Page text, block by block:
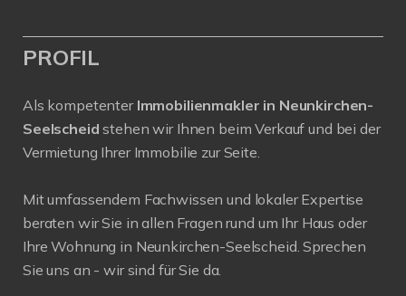
PROFIL
Als kompetenter Immobilienmakler in Neunkirchen-
Seelscheidstehen wir Ihnen beim Verkauf und bei der
Vermietung Ihrer Immobilie zur Seite.
Mit umfassendem Fachwissen und lokaler Expertise
beraten wir Sie in allen Fragen rund um Ihr Haus oder
Ihre Wohnung in Neunkirchen-Seelscheid. Sprechen
Sie uns an - wir sind für Sie da.